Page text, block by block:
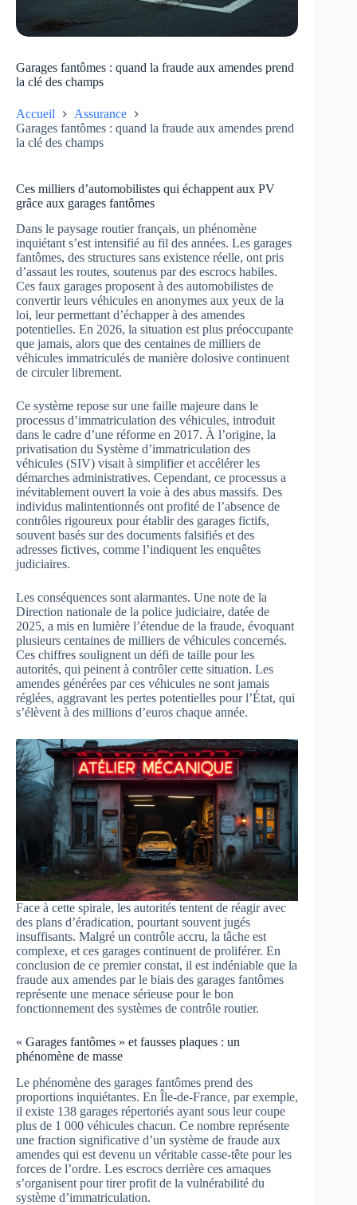
Garages fantômes : quand la fraude aux amendes prend
la clé des champs
Accueil
Assurance
Garages fantômes : quand la fraude aux amendes prend
la clé des champs
Ces milliers d’automobilistes qui échappent aux PV
grâce aux garages fantômes
Dans le paysage routier français, un phénomène
inquiétant s’est intensifié au fil des années. Les garages
fantômes, des structures sans existence réelle, ont pris
d’assaut les routes, soutenus par des escrocs habiles.
Ces faux garages proposent à des automobilistes de
convertir leurs véhicules en anonymes aux yeux de la
loi, leur permettant d’échapper à des amendes
potentielles. En 2026, la situation est plus préoccupante
que jamais, alors que des centaines de milliers de
véhicules immatriculés de manière dolosive continuent
de circuler librement.
Ce système repose sur une faille majeure dans le
processus d’immatriculation des véhicules, introduit
dans le cadre d’une réforme en 2017. À l’origine, la
privatisation du Système d’immatriculation des
véhicules (SIV) visait à simplifier et accélérer les
démarches administratives. Cependant, ce processus a
inévitablement ouvert la voie à des abus massifs. Des
individus malintentionnés ont profité de l’absence de
contrôles rigoureux pour établir des garages fictifs,
souvent basés sur des documents falsifiés et des
adresses fictives, comme l’indiquent les enquêtes
judiciaires.
Les conséquences sont alarmantes. Une note de la
Direction nationale de la police judiciaire, datée de
2025, a mis en lumière l’étendue de la fraude, évoquant
plusieurs centaines de milliers de véhicules concernés.
Ces chiffres soulignent un défi de taille pour les
autorités, qui peinent à contrôler cette situation. Les
amendes générées par ces véhicules ne sont jamais
réglées, aggravant les pertes potentielles pour l’État, qui
s’élèvent à des millions d’euros chaque année.
Face à cette spirale, les autorités tentent de réagir avec
des plans d’éradication, pourtant souvent jugés
insuffisants. Malgré un contrôle accru, la tâche est
complexe, et ces garages continuent de proliférer. En
conclusion de ce premier constat, il est indéniable que la
fraude aux amendes par le biais des garages fantômes
représente une menace sérieuse pour le bon
fonctionnement des systèmes de contrôle routier.
« Garages fantômes » et fausses plaques : un
phénomène de masse
Le phénomène des garages fantômes prend des
proportions inquiétantes. En Île-de-France, par exemple,
il existe 138 garages répertoriés ayant sous leur coupe
plus de 1 000 véhicules chacun. Ce nombre représente
une fraction significative d’un système de fraude aux
amendes qui est devenu un véritable casse-tête pour les
forces de l’ordre. Les escrocs derrière ces arnaques
s’organisent pour tirer profit de la vulnérabilité du
système d’immatriculation.